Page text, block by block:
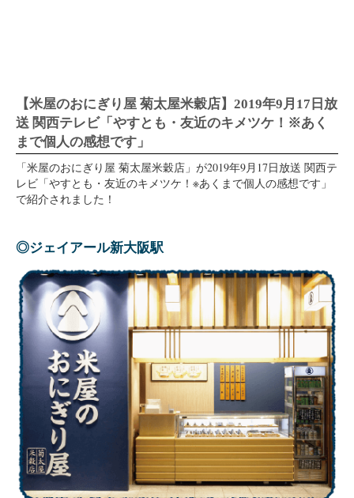
【米屋のおにぎり屋 菊太屋米穀店】2019年9月17日放
送 関西テレビ「やすとも・友近のキメツケ！※あく
まで個人の感想です」
「米屋のおにぎり屋 菊太屋米穀店」が2019年9月17日放送 関西テ
レビ「やすとも・友近のキメツケ！※あくまで個人の感想です」
で紹介されました！
◎ジェイアール新大阪駅